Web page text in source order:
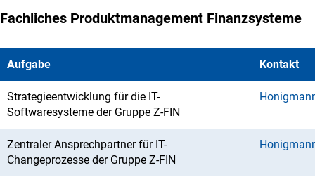
Fachliches Produktmanagement Finanzsysteme
Aufgabe Kontakt
Strategieentwicklung für die IT-
Softwaresysteme der Gruppe Z-FIN
Zentraler Ansprechpartner für IT-
Changeprozesse der Gruppe Z-FIN